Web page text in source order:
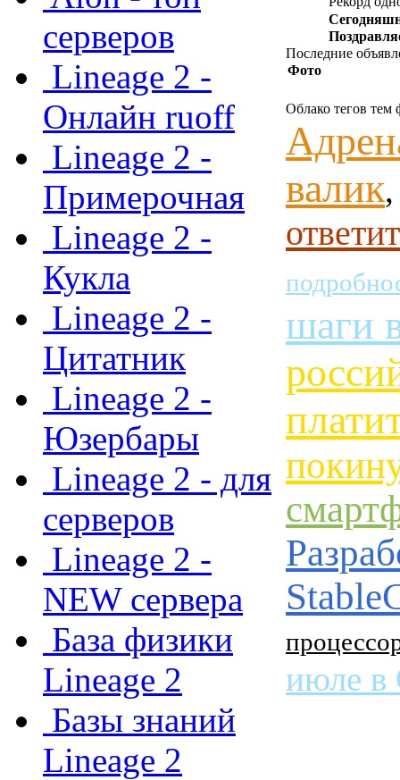
серверов
Lineage 2 -
Онлайн ruoff
Lineage 2 -
Примерочная
Lineage 2 -
Кукла
Lineage 2 -
Цитатник
Lineage 2 -
Юзербары
Lineage 2 - для
серверов
Lineage 2 -
NEW сервера
База физики
Lineage 2
Базы знаний
Lineage 2
Последние
Фото
Облако тегов тем
валик
шаги
июле в